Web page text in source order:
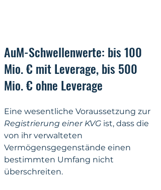
AuM-Schwellenwerte: bis 100
Mio. € mit Leverage, bis 500
Mio. € ohne Leverage
Eine wesentliche Voraussetzung zur
Registrierung einer KVG ist, dass die
von ihr verwalteten
Vermögensgegenstände einen
bestimmten Umfang nicht
überschreiten.